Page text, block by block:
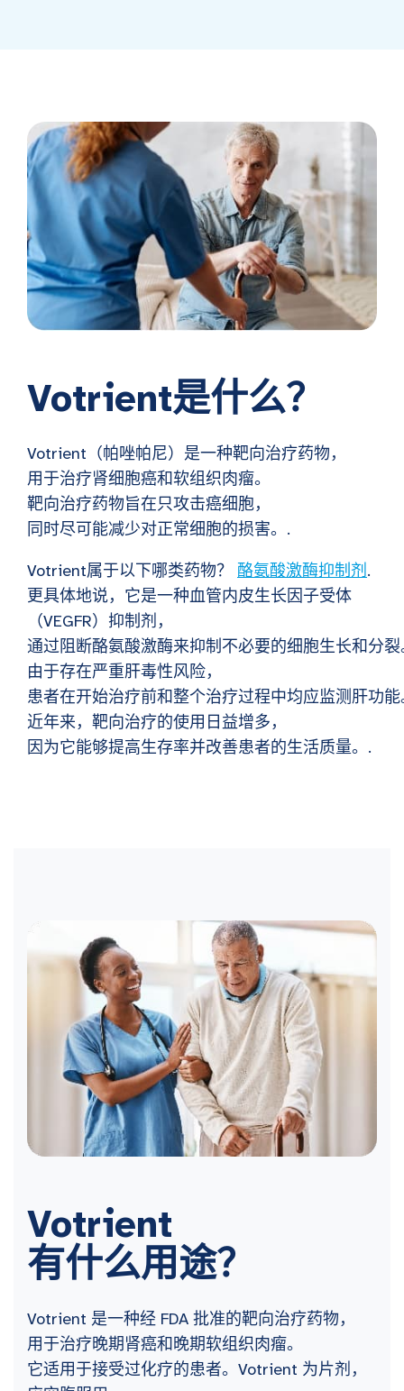
Votrient是什么？
Votrient（帕唑帕尼）是一种靶向治疗药物，
用于治疗肾细胞癌和软组织肉瘤。
靶向治疗药物旨在只攻击癌细胞，
同时尽可能减少对正常细胞的损害。.
Votrient属于以下哪类药物？ 酪氨酸激酶抑制剂 .
更具体地说，它是一种血管内皮生长因子受体
（VEGFR）抑制剂，
通过阻断酪氨酸激酶来抑制不必要的细胞生长和分裂
由于存在严重肝毒性风险，
患者在开始治疗前和整个治疗过程中均应监测肝功能
近年来，靶向治疗的使用日益增多，
因为它能够提高生存率并改善患者的生活质量。.
Votrient
有什么用途？
Votrient 是一种经 FDA 批准的靶向治疗药物，
用于治疗晚期肾癌和晚期软组织肉瘤。
它适用于接受过化疗的患者。Votrient 为片剂，